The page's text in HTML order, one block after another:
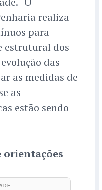
realiza
para
estrutural dos
das
as medidas de
as
estão sendo
orientações